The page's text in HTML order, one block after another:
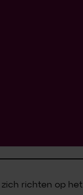
zich richten op het